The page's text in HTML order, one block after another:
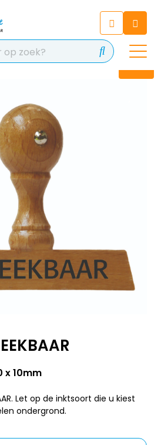
7 met onze chatbot
10mm
Let op de inktsoort die u kiest
ondergrond.